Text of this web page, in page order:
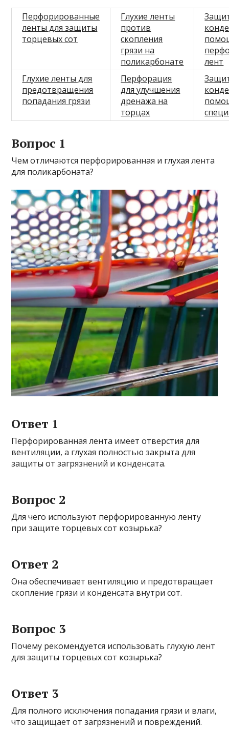
Перфорированные
ленты для защиты
торцевых сот
Глухие ленты
против
скопления
грязи на
поликарбонате
лент
Глухие ленты для
предотвращения
попадания грязи
Перфорация
для улучшения
дренажа на
торцах
Вопрос 1
Чем отличаются перфорированная и глухая лента
для поликарбоната?
Ответ 1
Перфорированная лента имеет отверстия для
вентиляции, а глухая полностью закрыта для
защиты от загрязнений и конденсата.
Вопрос 2
Для чего используют перфорированную ленту
при защите торцевых сот козырька?
Ответ 2
Она обеспечивает вентиляцию и предотвращает
скопление грязи и конденсата внутри сот.
Вопрос 3
Почему рекомендуется использовать глухую лент
для защиты торцевых сот козырька?
Ответ 3
Для полного исключения попадания грязи и влаги,
что защищает от загрязнений и повреждений.